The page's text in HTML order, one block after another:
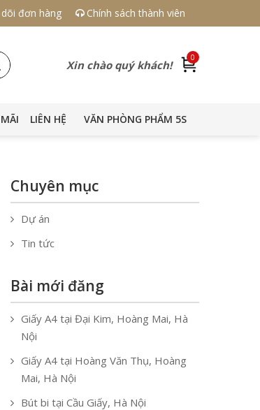
đơn hàng Chính sách thành viên
Xin chào quý khách!
0
LIÊN HỆ VĂN PHÒNG PHẨM 5S
Chuyên mục
Dự án
Tin tức
Bài mới đăng
Giấy A4 tại Đại Kim, Hoàng Mai, Hà
Nội
Giấy A4 tại Hoàng Văn Thụ, Hoàng
Mai, Hà Nội
Bút bi tại Cầu Giấy, Hà Nội